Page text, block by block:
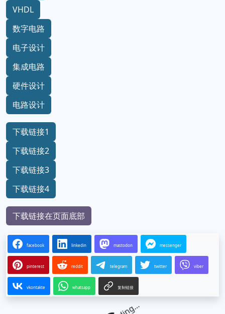
VHDL
数字电路
电子设计
集成电路
硬件设计
电路设计
下载链接1
下载链接2
下载链接3
下载链接4
下载链接在页面底部
facebook linkedin mastodon messenger
pinterest reddit telegram twitter viber
vkontakte whatsapp 复制链接